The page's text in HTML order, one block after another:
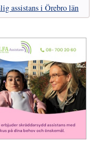
assistans i Örebro län